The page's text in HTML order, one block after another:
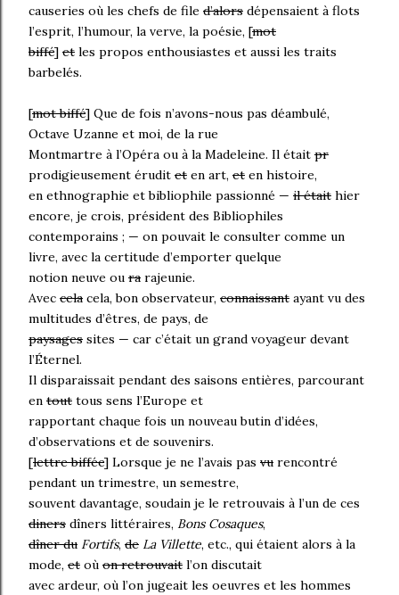
causeries où les chefs de file d’alors dépensaient à flots
l’esprit, l’humour, la verve, la poésie, [mot
biffé] et les propos enthousiastes et aussi les traits
barbelés.
[mot biffé] Que de fois n’avons-nous pas déambulé,
Octave Uzanne et moi, de la rue
Montmartre à l’Opéra ou à la Madeleine. Il était pr
prodigieusement érudit et en art, et en histoire,
en ethnographie et bibliophile passionné — il était hier
encore, je crois, président des Bibliophiles
contemporains ; — on pouvait le consulter comme un
livre, avec la certitude d’emporter quelque
notion neuve ou ra rajeunie.
Avec cela cela, bon observateur, connaissant ayant vu des
multitudes d’êtres, de pays, de
paysages sites — car c’était un grand voyageur devant
l’Éternel.
Il disparaissait pendant des saisons entières, parcourant
en tout tous sens l’Europe et
rapportant chaque fois un nouveau butin d’idées,
d’observations et de souvenirs.
[lettre biffée] Lorsque je ne l’avais pas vu rencontré
pendant un trimestre, un semestre,
souvent davantage, soudain je le retrouvais à l’un de ces
diners dîners littéraires, Bons Cosaques,
dîner du Fortifs, de La Villette, etc., qui étaient alors à la
mode, et où on retrouvait l’on discutait
avec ardeur, où l’on jugeait les oeuvres et les hommes